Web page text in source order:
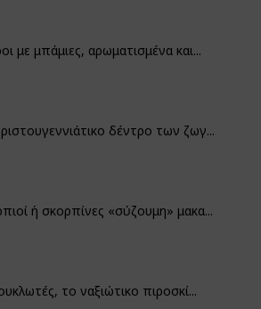
με μπάμιες, αρωματισμένα και...
δέντρο των ζωγ...
ή σκορπίνες «σύζουμη» μακα...
το ναξιώτικο πιροσκί...